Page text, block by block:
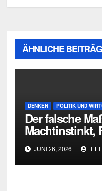
ÄHNLICHE
DENKEN POLITIK UND
Der falsche
Machtinstinkt,
und die
Urteilskraft
JUNI 26, 2026